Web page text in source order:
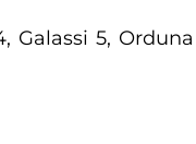
Galassi 5,